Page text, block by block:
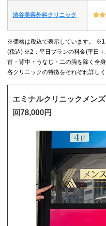
渋谷美容外科クリニック
※価格は税込で表示しています。
(税込) ※2：平日プランの料金(平日
首・背中・うなじ・二の腕を除く全
各クリニックの特徴をそれぞれ詳しく
エミナルクリニックメン
回78,000円